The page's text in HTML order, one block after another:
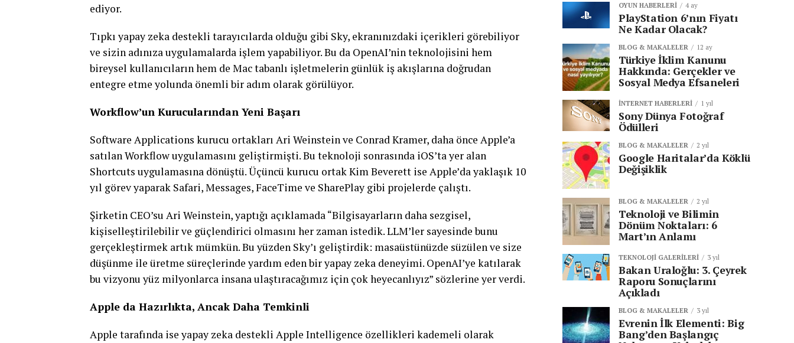
ediyor.
Tıpkı yapay zeka destekli tarayıcılarda olduğu gibi Sky, ekranınızdaki içerikleri görebiliyor
ve sizin adınıza uygulamalarda işlem yapabiliyor. Bu da OpenAI’nin teknolojisini hem
bireysel kullanıcıların hem de Mac tabanlı işletmelerin günlük iş akışlarına doğrudan
entegre etme yolunda önemli bir adım olarak görülüyor.
Workflow’un Kurucularından Yeni Başarı
Software Applications kurucu ortakları Ari Weinstein ve Conrad Kramer, daha önce Apple’a
satılan Workflow uygulamasını geliştirmişti. Bu teknoloji sonrasında iOS’ta yer alan
Shortcuts uygulamasına dönüştü. Üçüncü kurucu ortak Kim Beverett ise Apple’da yaklaşık 10
yıl görev yaparak Safari, Messages, FaceTime ve SharePlay gibi projelerde çalıştı.
Şirketin CEO’su Ari Weinstein, yaptığı açıklamada “Bilgisayarların daha sezgisel,
kişiselleştirilebilir ve güçlendirici olmasını her zaman istedik. LLM’ler sayesinde bunu
gerçekleştirmek artık mümkün. Bu yüzden Sky’ı geliştirdik: masaüstünüzde süzülen ve size
düşünme ile üretme süreçlerinde yardım eden bir yapay zeka deneyimi. OpenAI’ye katılarak
bu vizyonu yüz milyonlarca insana ulaştıracağımız için çok heyecanlıyız” sözlerine yer verdi.
Apple da Hazırlıkta, Ancak Daha Temkinli
Apple tarafında ise yapay zeka destekli Apple Intelligence özellikleri kademeli olarak
OYUN HABERLERI 4 ay
PlayStation 6’nın Fiyatı
Ne Kadar Olacak?
BLOG & MAKALELER 12 ay
Türkiye İklim Kanunu
Hakkında: Gerçekler ve
Sosyal Medya Efsaneleri
İNTERNET HABERLERI 1 yıl
Sony Dünya Fotoğraf
Ödülleri
BLOG & MAKALELER 2 yıl
Google Haritalar’da Köklü
Değişiklik
BLOG & MAKALELER 2 yıl
Teknoloji ve Bilimin
Dönüm Noktaları: 6
Mart’ın Anlamı
TEKNOLOJI GALERILERI 3 yıl
Bakan Uraloğlu: 3. Çeyrek
Raporu Sonuçlarını
Açıkladı
BLOG & MAKALELER 3 yıl
Evrenin İlk Elementi: Big
Bang’den Başlangıç